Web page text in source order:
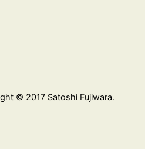
© 2017 Satoshi Fujiwara.